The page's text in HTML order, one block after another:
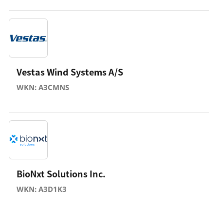
Vestas Wind Systems A/S
WKN: A3CMNS
BioNxt Solutions Inc.
WKN: A3D1K3